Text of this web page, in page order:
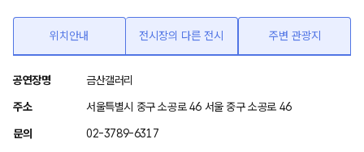
위치안내 전시장의 다른 전시 주변 관광지
위
치
안
공연장명 금산갤러리
주소 서울특별시 중구 소공로 46 서울 중구 소공로 46
문의 02-3789-6317